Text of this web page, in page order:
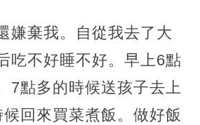
嫌棄我。自從我去了大
吃不好睡不好。早上6點
7點多的時候送孩子去上
回來買菜煮飯。做好飯